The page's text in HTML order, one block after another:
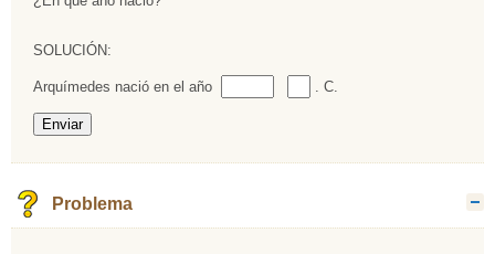
SOLUCIÓN:
Arquímedes nació en el año Rellenar huecos (1):Rellenar huecos (2):
. C.
Problema